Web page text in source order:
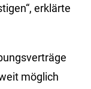
erklärte
möglich